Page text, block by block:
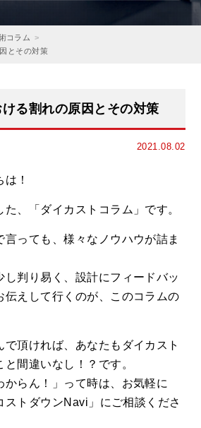
コラム
とその対策
る割れの原因とその対策
2021.08.02
！
、「ダイカストコラム」です。
言っても、様々なノウハウが詰ま
し判り易く、設計にフィードバッ
伝えして行くのが、このコラムの
頂ければ、あなたもダイカスト
間違いなし！？です。
からん！」って時は、お気軽に
ストダウンNavi」にご相談くださ